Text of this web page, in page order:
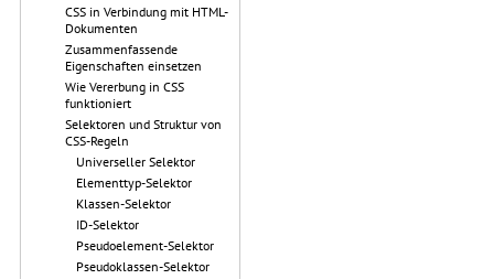
CSS in Verbindung mit HTML-
Dokumenten
Zusammenfassende
Eigenschaften einsetzen
Wie Vererbung in CSS
funktioniert
Selektoren und Struktur von
CSS-Regeln
Universeller Selektor
Elementtyp-Selektor
Klassen-Selektor
ID-Selektor
Pseudoelement-Selektor
Pseudoklassen-Selektor